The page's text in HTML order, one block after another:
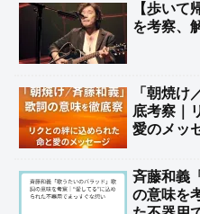
【歩いて
を考察、
「朝焼け
底考察｜
愛のメッ
斉藤和義
の意味を